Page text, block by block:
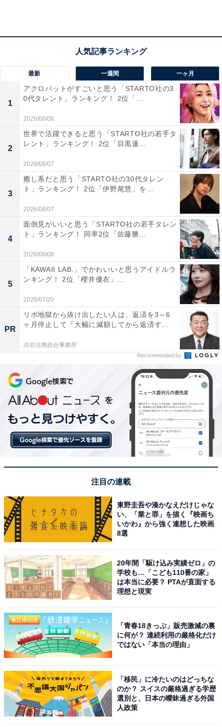
第2位：「新」
2位には、「新」がランクイン。
妊娠や出産、引っ越し、入園、入学など、子育て世代な
らではの「新しい生活」に喜びを感じた人が多かったよ
うです。新型コロナウイルスの影響で自粛となっていた
イベントが復活したことで、新しい出来事がたくさんあ
った1年だったと感じた人もいるのかもしれません。
第1位：「幸」
1位は、「幸」が選ばれました。
2022年に子どもが生まれ、初めての子育てに奮闘するマ
に、これまでにない「幸せ」を感じる瞬間が多かったと
ルス感染症にかかることなく、家族みんなが元気でいら
れたことが『幸せ』です」といった声も寄せられまし
た。
＞次ページ：5位までのランキング結果を見る
【おすすめ記事】
2022年「今年の漢字」といえば？ 3位「忙」、2位
「転」、1位は……【200人に調査】
・
「今年の漢字」を誰が決めている？ 一文字ではないこと
もある!? 【今年の漢字の豆知識】
・
最新 一週間 一ヶ月
1
アクロバットがすごいと思う「STARTO社の3
0代タレント」ランキング！ 2位「...
2026/08/08
2
世界で活躍できると思う「STARTO社の若手タ
レント」ランキング！ 2位「目黒蓮...
2026/08/07
3
癒し系だと思う「STARTO社の30代タレン
ト」ランキング！ 2位「伊野尾慧」を...
2026/08/07
4
面倒見がいいと思う「STARTO社の若手タレン
ト」ランキング！ 同率2位「佐藤勝...
2026/08/08
5
「KAWAII LAB.」でかわいいと思うアイドルラ
ンキング！ 2位「櫻井優衣」...
2026/07/20
PR
リボ地獄から抜け出したい人は、返済を3～6
ヶ月停止して『大幅に減額してから返済す...
渋谷法務総合事務所
Recommended by
注目の連載
東野圭吾や湊かなえだけじゃな
い、「業と罪」を描く『映画ち
いかわ』から強く連想した映画
8選
20年間「駆け込み実績ゼロ」の
学校も…「こども110番の家」
は本当に必要？ PTAが直面する
理想と現実
「青春18きっぷ」販売激減の裏
に何が？ 連続利用の厳格化だけ
ではない「本当の理由」
「移民」に冷たいのはどっちな
のか？ スイスの厳格過ぎる学歴
選別と、日本の曖昧過ぎる外国
人政策